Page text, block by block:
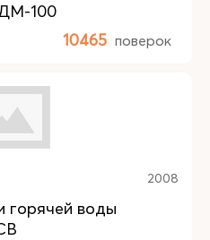
100
10465 поверок
2008
горячей воды